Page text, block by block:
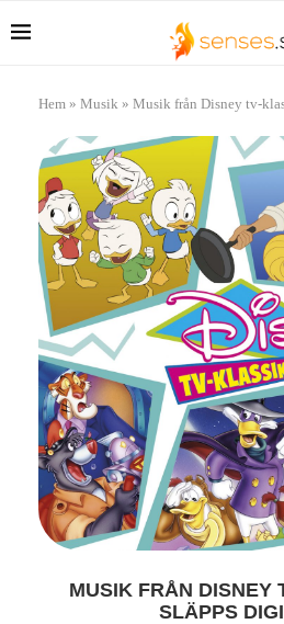
Hem » Musik » Musik från Disney tv-
MUSIK FRÅN DISNEY
SLÄPPS